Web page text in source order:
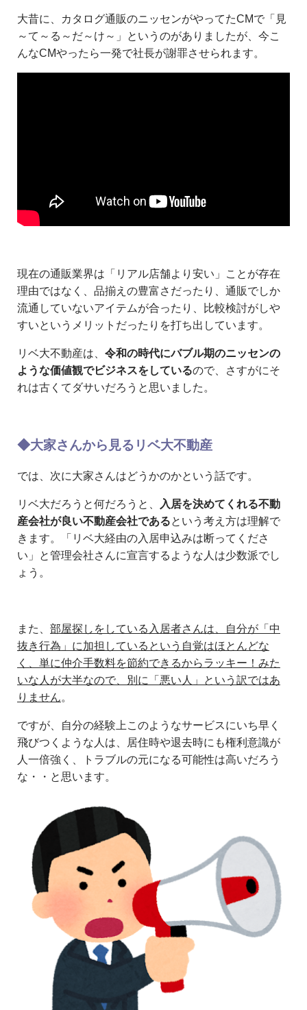
大昔に、カタログ通販のニッセンがやってたCMで「見
～て～る～だ～け～」というのがありましたが、今こ
んなCMやったら一発で社長が謝罪させられます。
現在の通販業界は「リアル店舗より安い」ことが存在
理由ではなく、品揃えの豊富さだったり、通販でしか
流通していないアイテムが合ったり、比較検討がしや
すいというメリットだったりを打ち出しています。
リベ大不動産は、 令和の時代にバブル期のニッセンの
ような価値観でビジネスをしているので、さすがにそ
れは古くてダサいだろうと思いました。
◆大家さんから見るリベ大不動産
では、次に大家さんはどうかのかという話です。
リベ大だろうと何だろうと、
入居を決めてくれる不動
産会社が良い不動産会社であるという考え方は理解で
きます。「リベ大経由の入居申込みは断ってくださ
い」と管理会社さんに宣言するような人は少数派でし
ょう。
また、 部屋探しをしている入居者さんは、自分が「中
抜き行為」に加担しているという自覚はほとんどな
く、単に仲介手数料を節約できるからラッキー！みた
いな人が大半なので、別に「悪い人」という訳ではあ
りません。
ですが、自分の経験上このようなサービスにいち早く
飛びつくような人は、居住時や退去時にも権利意識が
人一倍強く、トラブルの元になる可能性は高いだろう
な・・と思います。